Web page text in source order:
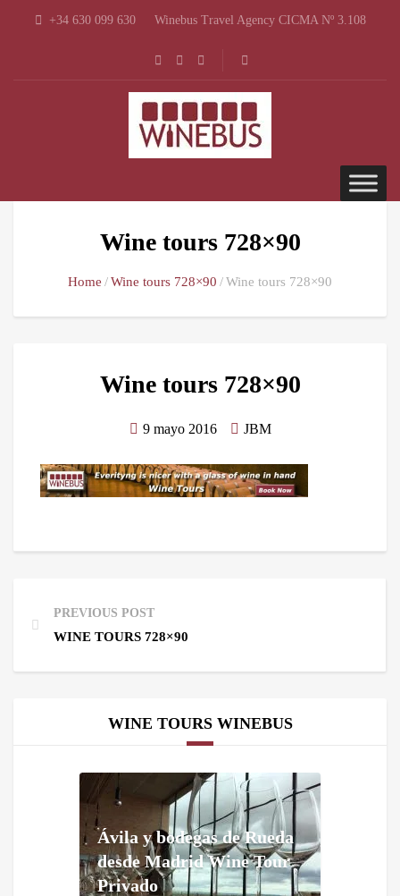
+34 630 099 630 Winebus Travel Agency CICMA Nº 3.108
Wine tours 728×90
Home Wine tours 728×90 Wine tours 728×90
Wine tours 728×90
9 mayo 2016 JBM
PREVIOUS POST
WINE TOURS 728×90
WINE TOURS WINEBUS
Ávila y bodegas de Rueda
desde Madrid Wine Tour
Privado